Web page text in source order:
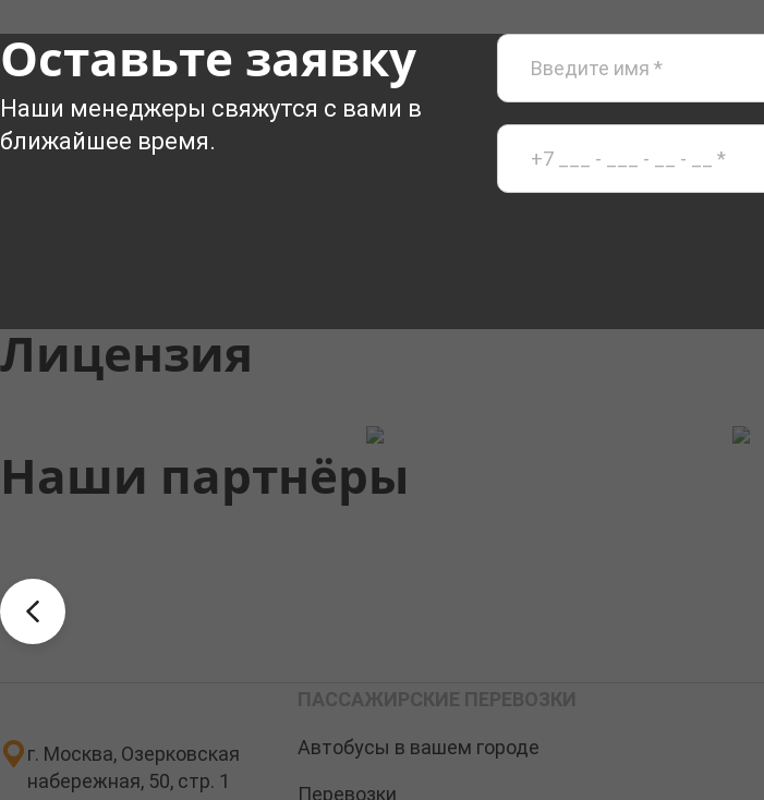
Оставьте заявку
Наши менеджеры свяжутся с вами в
ближайшее время.
Лицензия
Наши партнёры
г. Москва, Озерковская
набережная, 50, стр. 1
ПАССАЖИРСКИЕ ПЕРЕВОЗКИ
Автобусы в вашем городе
Перевозки